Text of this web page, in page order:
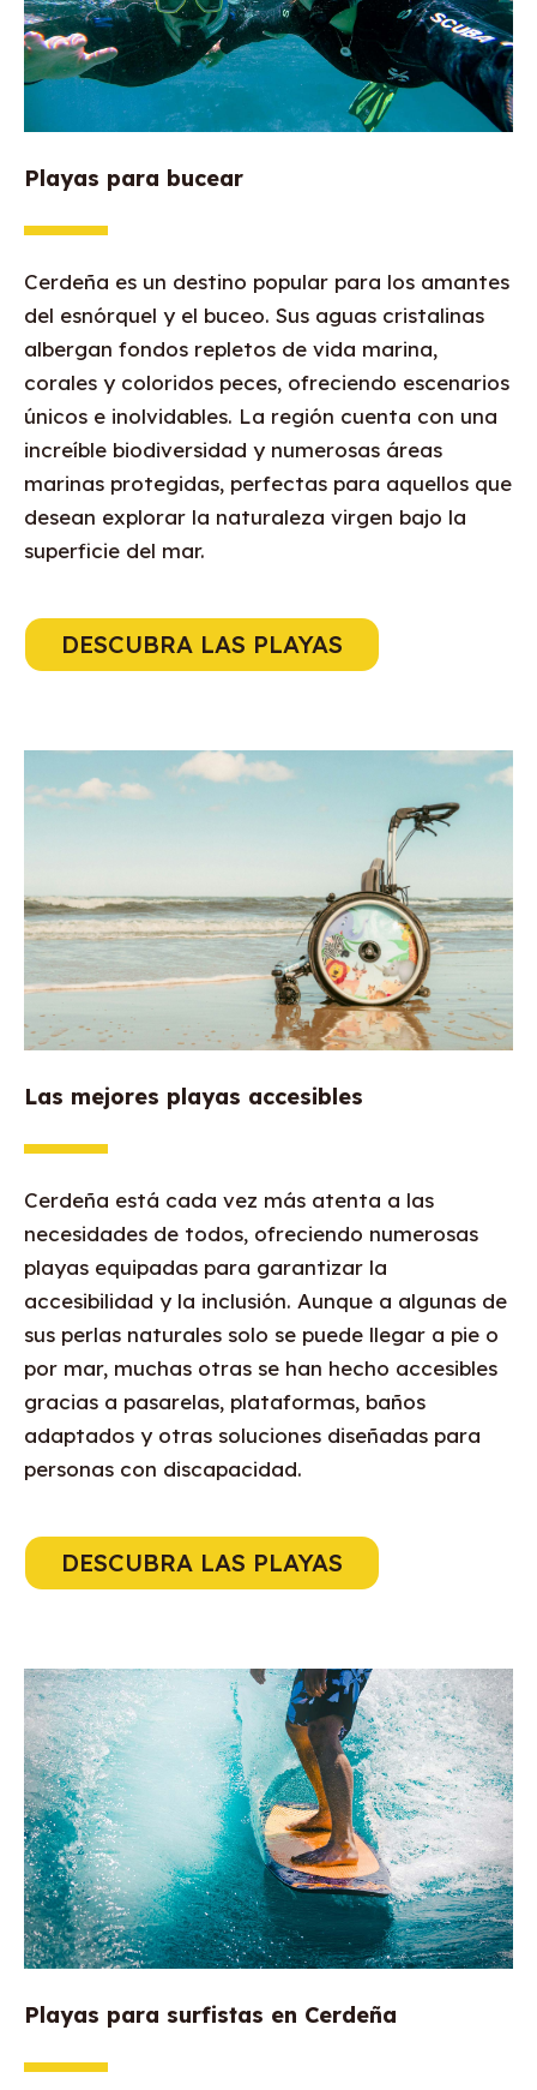
Playas para bucear
Cerdeña es un destino popular para los amantes
del esnórquel y el buceo. Sus aguas cristalinas
albergan fondos repletos de vida marina,
corales y coloridos peces, ofreciendo escenarios
únicos e inolvidables. La región cuenta con una
increíble biodiversidad y numerosas áreas
marinas protegidas, perfectas para aquellos que
desean explorar la naturaleza virgen bajo la
superficie del mar.
DESCUBRA LAS PLAYAS
Las mejores playas accesibles
Cerdeña está cada vez más atenta a las
necesidades de todos, ofreciendo numerosas
playas equipadas para garantizar la
accesibilidad y la inclusión. Aunque a algunas de
sus perlas naturales solo se puede llegar a pie o
por mar, muchas otras se han hecho accesibles
gracias a pasarelas, plataformas, baños
adaptados y otras soluciones diseñadas para
personas con discapacidad.
DESCUBRA LAS PLAYAS
Playas para surfistas en Cerdeña